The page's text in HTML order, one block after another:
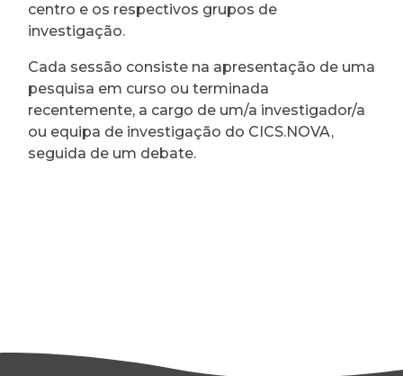
centro e os respectivos grupos de
investigação.
Cada sessão consiste na apresentação de uma
pesquisa em curso ou terminada
recentemente, a cargo de um/a investigador/a
ou equipa de investigação do CICS.NOVA,
seguida de um debate.